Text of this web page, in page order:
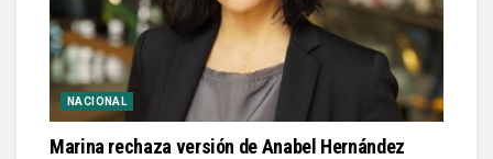
NACIONAL
Marina rechaza versión de Anabel Hernández